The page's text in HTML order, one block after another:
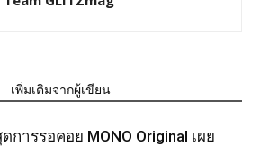
เพิ่มเติมจากผู้เขียน
การรอคอย MONO Original เผย